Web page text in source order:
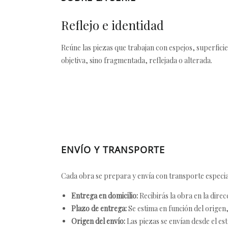
Reflejo e identidad
Reúne las piezas que trabajan con espejos,
objetiva, sino fragmentada, reflejada o alterada.
ENVÍO Y TRANSPORTE
Cada obra se prepara y envía con transporte
Entrega en domicilio: Recibirás la obra en la
Plazo de entrega:Se estima en función del
Origen del envío: Las piezas se envían desde el